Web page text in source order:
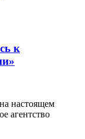
к
настоящем
агентство